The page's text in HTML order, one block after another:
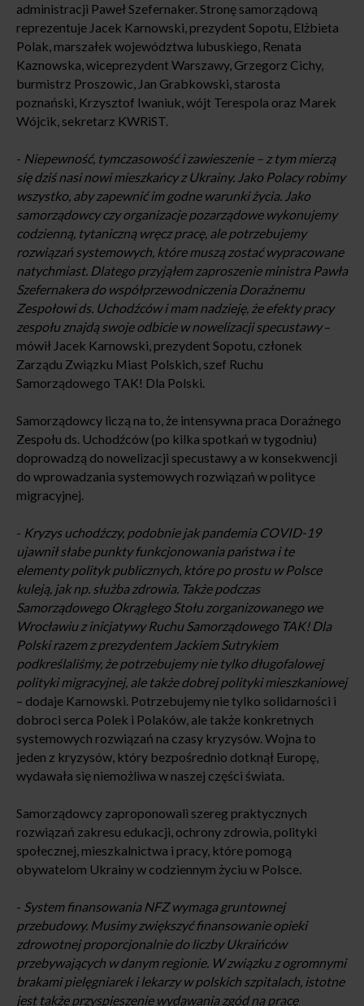
administracji Paweł Szefernaker. Stronę samorządową
reprezentuje Jacek Karnowski, prezydent Sopotu, Elżbieta
Polak, marszałek województwa lubuskiego, Renata
Kaznowska, wiceprezydent Warszawy, Grzegorz Cichy,
burmistrz Proszowic, Jan Grabkowski, starosta
poznański, Krzysztof Iwaniuk, wójt Terespola oraz Marek
Wójcik, sekretarz KWRiST.
- Niepewność, tymczasowość i zawieszenie – z tym mierzą
się dziś nasi nowi mieszkańcy z Ukrainy. Jako Polacy robimy
wszystko, aby zapewnić im godne warunki życia. Jako
samorządowcy czy organizacje pozarządowe wykonujemy
codzienną, tytaniczną wręcz pracę, ale potrzebujemy
rozwiązań systemowych, które muszą zostać wypracowane
natychmiast. Dlatego przyjąłem zaproszenie ministra Pawła
Szefernakera do współprzewodniczenia Doraźnemu
Zespołowi ds. Uchodźców i mam nadzieję, że efekty pracy
zespołu znajdą swoje odbicie w nowelizacji specustawy–
mówił Jacek Karnowski, prezydent Sopotu, członek
Zarządu Związku Miast Polskich, szef Ruchu
Samorządowego TAK! Dla Polski.
Samorządowcy liczą na to, że intensywna praca Doraźnego
Zespołu ds. Uchodźców (po kilka spotkań w tygodniu)
doprowadzą do nowelizacji specustawy a w konsekwencji
do wprowadzania systemowych rozwiązań w polityce
migracyjnej.
- Kryzys uchodźczy, podobnie jak pandemia COVID-19
ujawnił słabe punkty funkcjonowania państwa i te
elementy polityk publicznych, które po prostu w Polsce
kuleją, jak np. służba zdrowia. Także podczas
Samorządowego Okrągłego Stołu zorganizowanego we
Wrocławiu z inicjatywy Ruchu Samorządowego TAK! Dla
Polski razem z prezydentem Jackiem Sutrykiem
podkreślaliśmy, że potrzebujemy nie tylko długofalowej
polityki migracyjnej, ale także dobrej polityki mieszkaniowej
– dodaje Karnowski. Potrzebujemy nie tylko solidarności i
dobroci serca Polek i Polaków, ale także konkretnych
systemowych rozwiązań na czasy kryzysów. Wojna to
jeden z kryzysów, który bezpośrednio dotknął Europę,
wydawała się niemożliwa w naszej części świata.
Samorządowcy zaproponowali szereg praktycznych
rozwiązań zakresu edukacji, ochrony zdrowia, polityki
społecznej, mieszkalnictwa i pracy, które pomogą
obywatelom Ukrainy w codziennym życiu w Polsce.
- System finansowania NFZ wymaga gruntownej
przebudowy. Musimy zwiększyć finansowanie opieki
zdrowotnej proporcjonalnie do liczby Ukraińców
przebywających w danym regionie. W związku z ogromnymi
brakami pielęgniarek i lekarzy w polskich szpitalach, istotne
jest także przyspieszenie wydawania zgód na pracę